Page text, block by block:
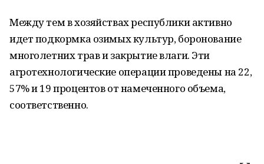
Между тем в хозяйствах республики активно
идет подкормка озимых культур, боронование
многолетних трав и закрытие влаги. Эти
агротехнологические операции проведены на 22,
57% и 19 процентов от намеченного объема,
соответственно.